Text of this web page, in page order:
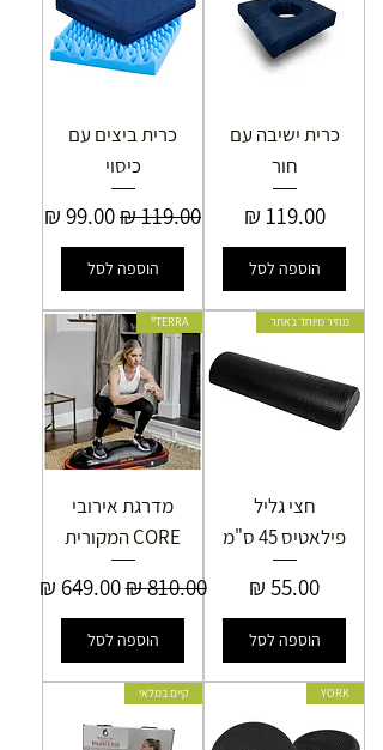
כרית ישיבה עם
חור
מחיר‏119.00 ‏₪
הוספה לסל
כרית ביצים עם
כיסוי
מחיר רגילמחיר מבצע
הוספה לסל
מחיר מיוחד באתר
חצי גליל
פילאטיס 45 ס"מ
מחיר
הוספה לסל
TERRA®
מדרגת אירובי
CORE המקורית
מחיר רגיל‏810.00 ‏₪ מחיר מבצע‏649.00 ‏₪
הוספה לסל
YORK קיים במלאי